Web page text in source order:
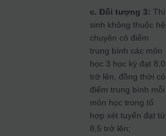
c. Đối tượng 3: Thí
sinh không thuộc hệ
chuyên có điểm
trung bình các môn
học 3 học kỳ đạt 8,0
trở lên, đồng thời có
điểm trung bình mỗi
môn học trong tổ
hợp xét tuyển đạt từ
8,5 trở lên;